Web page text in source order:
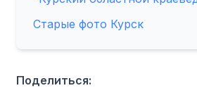
Старые фото Курск
Поделиться: